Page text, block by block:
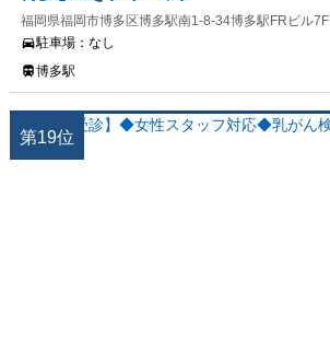
福岡県福岡市博多区博多駅南1-8-34博多駅FRビル7F
駐車場： なし
博多駅
第19位